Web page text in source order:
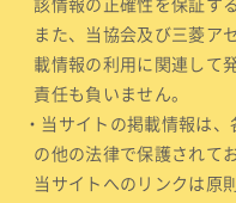
該情報の正確性を保証す
また、当協会及び三菱ア
載情報の利用に関連して
責任も負いません。
・当サイトの掲載情報は
の他の法律で保護されて
当サイトへのリンクは原